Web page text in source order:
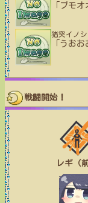
「ブモ
猪突イノシ
「うお
戦闘開始！
レギ（